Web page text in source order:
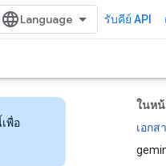
รับคีย์ API
ในห
เอกส
พื่อ